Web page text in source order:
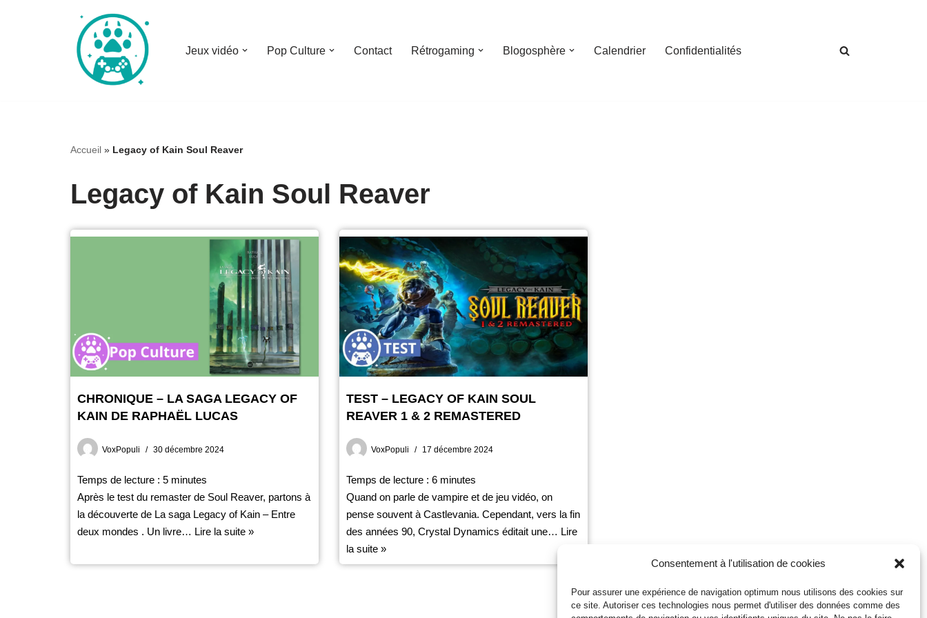
Consentement à l'utilisation de cookies
Pour assurer une expérience de navigation optimum nous utilisons des cookies sur
ce site. Autoriser ces technologies nous permet d'utiliser des données comme des
Jeux vidéo Pop Culture Contact Rétrogaming Blogosphère Calendrier Confidentialités
Accueil » Legacy of Kain Soul Reaver
Legacy of Kain Soul Reaver
CHRONIQUE – LA SAGA LEGACY OF
KAIN DE RAPHAËL LUCAS
VoxPopuli 30 décembre 2024
Temps de lecture : 5 minutes
Après le test du remaster de Soul Reaver, partons à
la découverte de La saga Legacy of Kain – Entre
deux mondes . Un livre… Lire la suite »
TEST – LEGACY OF KAIN SOUL
REAVER 1 & 2 REMASTERED
VoxPopuli 17 décembre 2024
Temps de lecture : 6 minutes
Quand on parle de vampire et de jeu vidéo, on
pense souvent à Castlevania. Cependant, vers la fin
des années 90, Crystal Dynamics éditait une… Lire
la suite »